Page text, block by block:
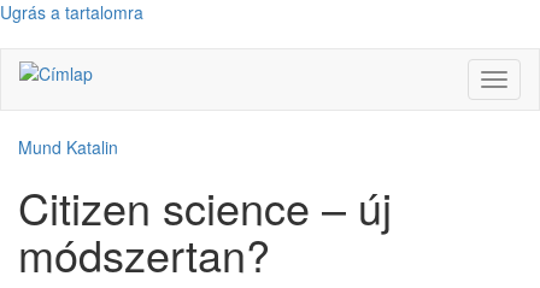
Ugrás a tartalomra
Mund Katalin
Citizen science – új
módszertan?